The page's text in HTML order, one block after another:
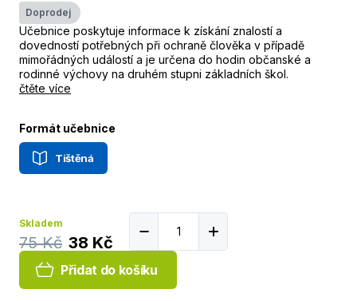
Doprodej
Učebnice poskytuje informace k získání znalostí a
dovedností potřebných při ochraně člověka v případě
mimořádných událostí a je určena do hodin občanské a
rodinné výchovy na druhém stupni základních škol.
čtěte více
Formát učebnice
Tištěná
Skladem
75 Kč 38 Kč
Přidat do košíku